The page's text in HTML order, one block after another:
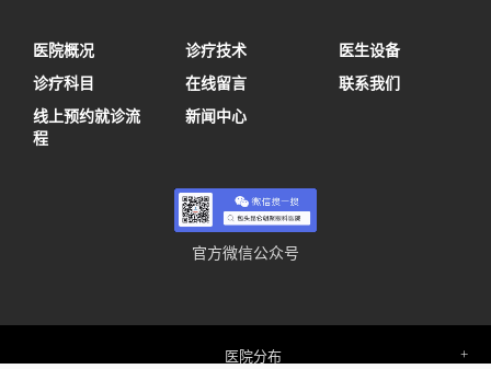
医院概况 诊疗技术
医生设备
诊疗科目
在线留言
联系我们
线上预约就诊流
程
新闻中心
官方微信公众号
医院分布